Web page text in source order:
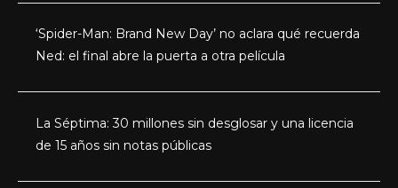
‘Spider-Man: Brand New Day’ no aclara qué recuerda
Ned: el final abre la puerta a otra película
La Séptima: 30 millones sin desglosar y una licencia
de 15 años sin notas públicas